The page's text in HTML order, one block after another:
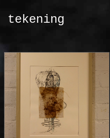
tekening